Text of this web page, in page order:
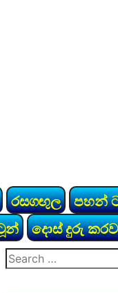
රසගඟුල පහන්
දොස් දුරු
Search
for: